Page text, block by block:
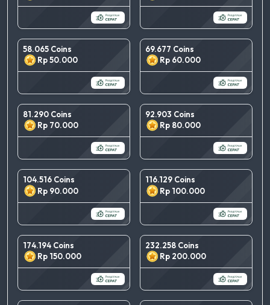
58.065 Coins
Rp 50.000
69.677 Coins
Rp 60.000
81.290 Coins
Rp 70.000
92.903 Coins
Rp 80.000
104.516 Coins
Rp 90.000
116.129 Coins
Rp 100.000
174.194 Coins
Rp 150.000
232.258 Coins
Rp 200.000